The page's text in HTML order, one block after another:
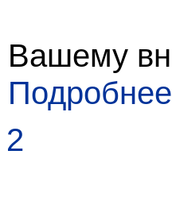
2